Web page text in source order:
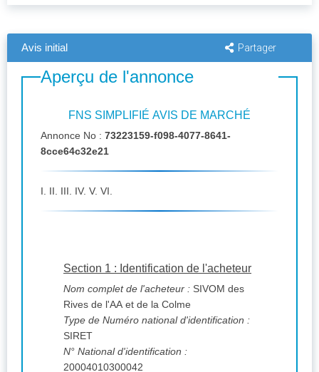
Avis initial Partager
Aperçu de l'annonce
FNS SIMPLIFIÉ AVIS DE MARCHÉ
Annonce No : 73223159-f098-4077-8641-
8cce64c32e21
I. II. III. IV. V. VI.
Section 1 : Identification de l'acheteur
Nom complet de l'acheteur : SIVOM des
Rives de l'AA et de la Colme
Type de Numéro national d'identification :
SIRET
N° National d'identification :
20004010300042